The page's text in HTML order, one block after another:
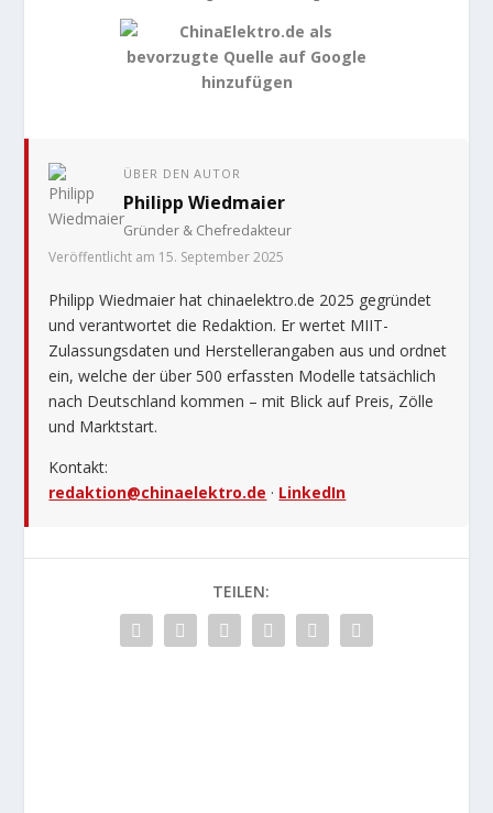
ÜBER DEN AUTOR
Philipp Wiedmaier
Gründer & Chefredakteur
Veröffentlicht am 15. September 2025
Philipp Wiedmaier hat chinaelektro.de 2025 gegründet
und verantwortet die Redaktion. Er wertet MIIT-
Zulassungsdaten und Herstellerangaben aus und ordnet
ein, welche der über 500 erfassten Modelle tatsächlich
nach Deutschland kommen – mit Blick auf Preis, Zölle
und Marktstart.
Kontakt:
redaktion@chinaelektro.de · LinkedIn
TEILEN: